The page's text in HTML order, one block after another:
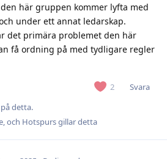
här gruppen kommer lyfta med
under ett annat ledarskap.
det primära problemet den här
få ordning på med tydligare regler
2
Svara
detta.
, och Hotspursgillar detta